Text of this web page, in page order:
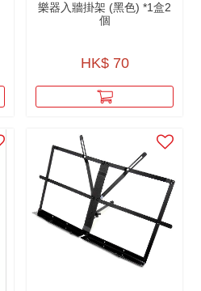
樂器入牆掛架 (黑色) *1盒2
個
HK$ 70